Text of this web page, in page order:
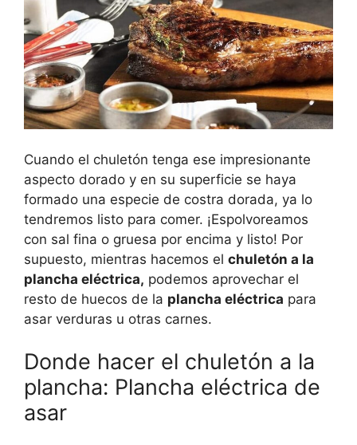
Cuando el chuletón tenga ese impresionante
aspecto dorado y en su superficie se haya
formado una especie de costra dorada, ya lo
tendremos listo para comer. ¡Espolvoreamos
con sal fina o gruesa por encima y listo! Por
supuesto, mientras hacemos el chuletón a la
plancha eléctrica, podemos aprovechar el
resto de huecos de la plancha eléctrica para
asar verduras u otras carnes.
Donde hacer el chuletón a la
plancha: Plancha eléctrica de
asar